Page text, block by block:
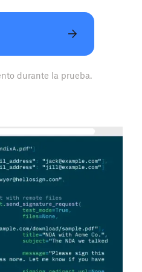
durante la prueba.